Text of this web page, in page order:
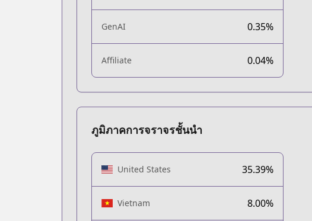
GenAI 0.35%
Affiliate 0.04%
ภูมิภาคการจราจรชั้นนำ
United States 35.39%
Vietnam 8.00%